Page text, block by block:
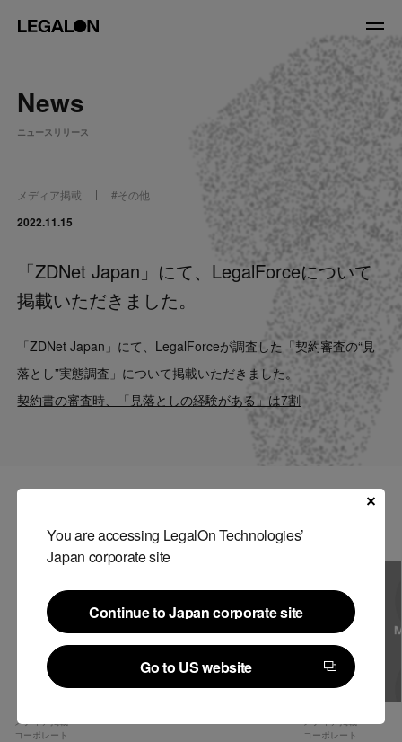
About
役員紹介
Service
News
LegalOn Now
You are accessing LegalOn Technologies’
Japan corporate site
Continue to Japan corporate site
Continue to Japan corporate site
Go to US website
Go to US website
News
ニュースリリース
メディア掲載 #その他
2022.11.15
「ZDNet Japan」にて、LegalForceについて
掲載いただきました。
「ZDNet Japan」にて、LegalForceが調査した「契約審査の“見
落とし”実態調査」について掲載いただきました。
契約書の審査時、「見落としの経験がある」は7割
メディア掲載
コーポレート
コーポレート